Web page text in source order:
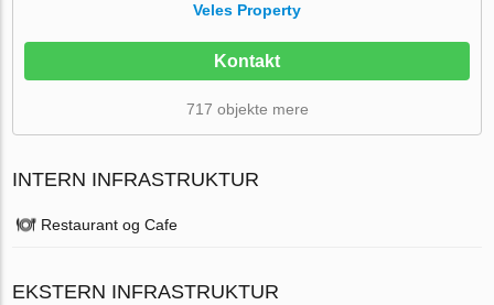
Veles Property
Kontakt
717 objekte mere
INTERN INFRASTRUKTUR
Restaurant og Cafe
EKSTERN INFRASTRUKTUR